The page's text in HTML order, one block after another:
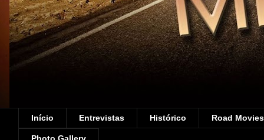
Início Entrevistas Histórico Road